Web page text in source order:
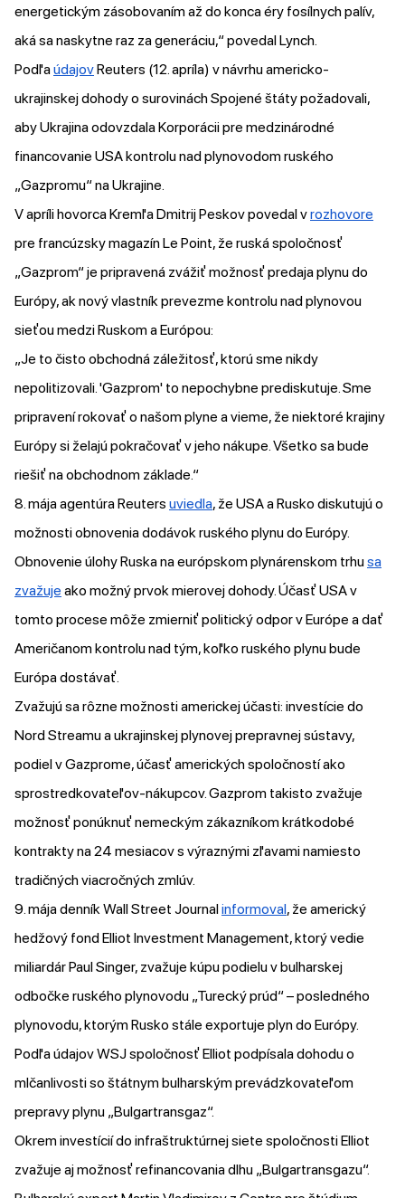
energetickým zásobovaním až do konca éry fosílnych palív,
aká sa naskytne raz za generáciu,“ povedal Lynch.
PodľaúdajovReuters (12. apríla) v návrhu americko-
ukrajinskej dohody o surovinách Spojené štáty požadovali,
aby Ukrajina odovzdala Korporácii pre medzinárodné
financovanie USA kontrolu nad plynovodom ruského
„Gazpromu“ na Ukrajine.
V apríli hovorca Kremľa Dmitrij Peskov povedal vrozhovore
pre francúzsky magazín Le Point, že ruská spoločnosť
„Gazprom“ je pripravená zvážiť možnosť predaja plynu do
Európy, ak nový vlastník prevezme kontrolu nad plynovou
sieťou medzi Ruskom a Európou:
„Je to čisto obchodná záležitosť, ktorú sme nikdy
nepolitizovali. 'Gazprom' to nepochybne prediskutuje. Sme
pripravení rokovať o našom plyne a vieme, že niektoré krajiny
Európy si želajú pokračovať v jeho nákupe. Všetko sa bude
riešiť na obchodnom základe.“
8. mája agentúra Reuters uviedla, že USA a Rusko diskutujú o
možnosti obnovenia dodávok ruského plynu do Európy.
Obnovenie úlohy Ruska na európskom plynárenskom trhusa
zvažuje ako možný prvok mierovej dohody. Účasť USA v
tomto procese môže zmierniť politický odpor v Európe a dať
Američanom kontrolu nad tým, koľko ruského plynu bude
Európa dostávať.
Zvažujú sa rôzne možnosti americkej účasti: investície do
Nord Streamu a ukrajinskej plynovej prepravnej sústavy,
podiel v Gazprome, účasť amerických spoločností ako
sprostredkovateľov-nákupcov. Gazprom takisto zvažuje
možnosť ponúknuť nemeckým zákazníkom krátkodobé
kontrakty na 24 mesiacov s výraznými zľavami namiesto
tradičných viacročných zmlúv.
9. mája denník Wall Street Journalinformoval, že americký
hedžový fond Elliot Investment Management, ktorý vedie
miliardár Paul Singer, zvažuje kúpu podielu v bulharskej
odbočke ruského plynovodu „Turecký prúd“ – posledného
plynovodu, ktorým Rusko stále exportuje plyn do Európy.
Podľa údajov WSJ spoločnosť Elliot podpísala dohodu o
mlčanlivosti so štátnym bulharským prevádzkovateľom
prepravy plynu „Bulgartransgaz“.
Okrem investícií do infraštruktúrnej siete spoločnosti Elliot
zvažuje aj možnosť refinancovania dlhu „Bulgartransgazu“.